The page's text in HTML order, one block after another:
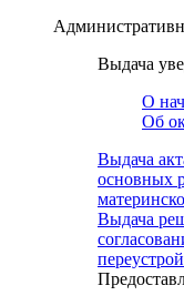
Выдача
О
Об
Выдача
основных
Выдача